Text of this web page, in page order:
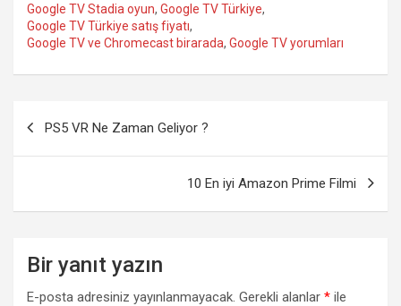
Google TV Stadia oyun, Google TV Türkiye,
Google TV Türkiye satış fiyatı,
Google TV ve Chromecast birarada, Google TV yorumları
PS5 VR Ne Zaman Geliyor ?
10 En iyi Amazon Prime Filmi
Bir yanıt yazın
E-posta adresiniz yayınlanmayacak. Gerekli alanlar * ile